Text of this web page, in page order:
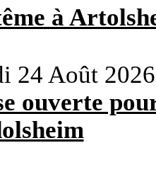
à
24 Août
ouverte